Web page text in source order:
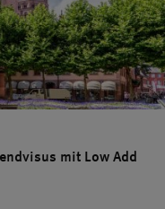
mit Low Add